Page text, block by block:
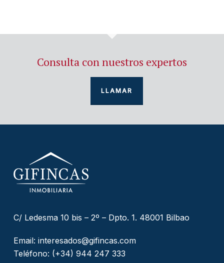
Consulta con nuestros expertos
LLAMAR
C/ Ledesma 10 bis – 2º – Dpto. 1. 48001 Bilbao
Email: interesados@gifincas.com
Teléfono: (+34) 944 247 333